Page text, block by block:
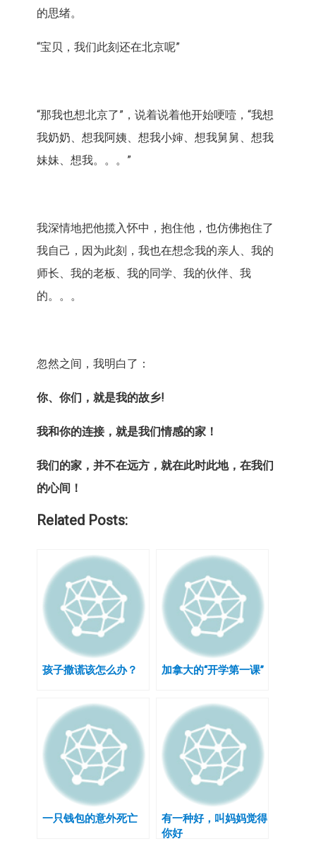
的思绪。
“宝贝，我们此刻还在北京呢”
“那我也想北京了”，说着说着他开始哽噎，“我想
我奶奶、想我阿姨、想我小婶、想我舅舅、想我
妹妹、想我。。。”
我深情地把他揽入怀中，抱住他，也仿佛抱住了
我自己，因为此刻，我也在想念我的亲人、我的
师长、我的老板、我的同学、我的伙伴、我
的。。。
忽然之间，我明白了：
你、你们，就是我的故乡!
我和你的连接，就是我们情感的家！
我们的家，并不在远方，就在此时此地，在我们
的心间！
Related Posts:
孩子撒谎该怎么办？ 加拿大的“开学第一课”
一只钱包的意外死亡
有一种好，叫妈妈觉得
你好